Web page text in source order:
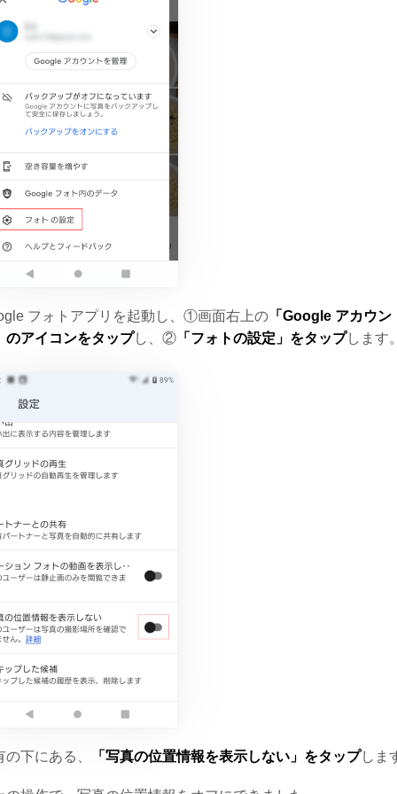
フォトアプリを起動し、①画面右上の 「Google アカウン
のアイコンをタップし、② 「フォトの設定」をタップします
の下にある、 「写真の位置情報を表示しない」をタップしま